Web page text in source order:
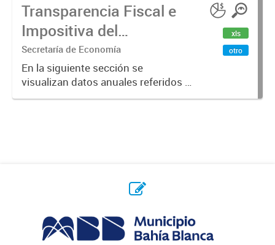
Transparencia Fiscal e
Impositiva del
Municipio. Año 2023
Secretaría de Economía
En la siguiente sección se
visualizan datos anuales referidos a
la transparencia fiscal e impositiva
xls
otro